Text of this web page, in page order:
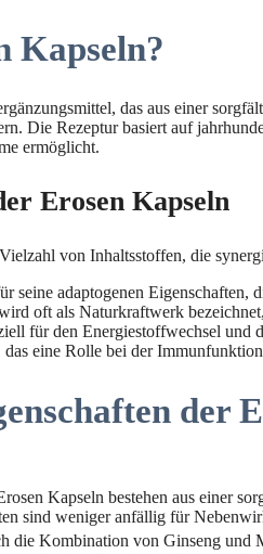
Kapseln?
das aus einer
Die Rezeptur basiert auf
ermöglicht.
Erosen Kapseln
von Inhaltsstoffen, die
seine adaptogenen Eigenschaften,
oft als Naturkraftwerk
für den Energiestoffwechsel und
eine Rolle bei der
der
Kapseln bestehen aus einer
sind weniger anfällig für
die Kombination von Ginseng und